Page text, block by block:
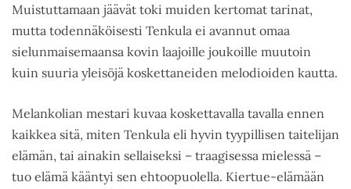
Muistuttamaan jäävät toki muiden kertomat tarinat,
mutta todennäköisesti Tenkula ei avannut omaa
sielunmaisemaansa kovin laajoille joukoille muutoin
kuin suuria yleisöjä koskettaneiden melodioiden kautta.
Melankolian mestari kuvaa koskettavalla tavalla ennen
kaikkea sitä, miten Tenkula eli hyvin tyypillisen taitelijan
elämän, tai ainakin sellaiseksi – traagisessa mielessä –
tuo elämä kääntyi sen ehtoopuolella. Kiertue-elämään